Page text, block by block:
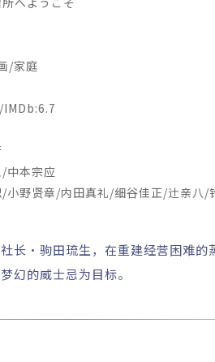
/家庭
本宗应
贤章/内田真礼/细谷佳正/辻亲八/铃
·驹田琉生，在重建经营困难的
的威士忌为目标。